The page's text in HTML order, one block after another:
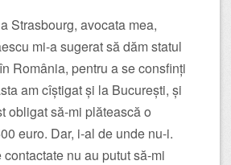
Strasbourg, avocata mea,
mi-a sugerat să dăm statul
România, pentru a se consfinți
am cîștigat și la București, și
obligat să-mi plătească o
euro. Dar, i-al de unde nu-i.
nu au putut să-mi